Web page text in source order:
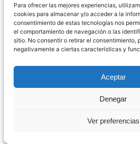
Para ofrecer las mejores experiencias,
cookies para almacenar y/o acceder a la
consentimiento de estas tecnologías nos
el comportamiento de navegación o las
sitio. No consentir o retirar el consentimiento,
negativamente a ciertas características y
Aceptar
Denegar
Ver preferencias
La Reforma
Un Cambio de
Paradigma
Ley 8/2021, de 2 de junio, por
reforma la legislación civil y